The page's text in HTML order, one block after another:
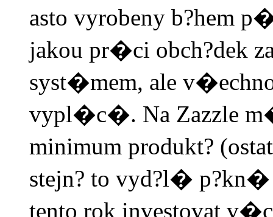
asto vyrobeny b?hem
jakou pr�ci obch?dek
syst�mem, ale
vypl�c�. Na Zazzle
minimum produkt?
stejn? to vyd?l�
tento rok investovat